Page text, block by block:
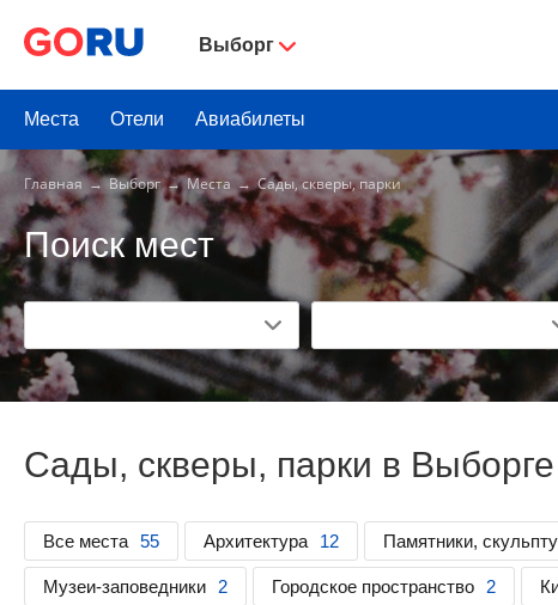
Выборг
Места Отели Авиабилеты
Главная Выборг Места Сады, скверы, парки
Поиск мест
Сады, скверы, парки в Выборге
Все места 55 Архитектура 12 Памятники,
Музеи-заповедники 2 Городское пространство 2